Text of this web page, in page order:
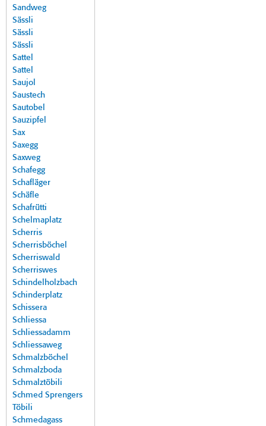
Sandweg
Sässli
Sässli
Sässli
Sattel
Sattel
Saujol
Saustech
Sautobel
Sauzipfel
Sax
Saxegg
Saxweg
Schafegg
Schafläger
Schäfle
Schafrütti
Schelmaplatz
Scherris
Scherrisböchel
Scherriswald
Scherriswes
Schindelholzbach
Schinderplatz
Schissera
Schliessa
Schliessadamm
Schliessaweg
Schmalzböchel
Schmalzboda
Schmalztöbili
Schmed Sprengers
Töbili
Schmedagass